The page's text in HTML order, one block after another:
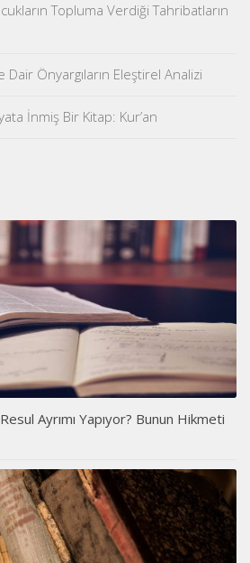
Topluma Verdiği Tahribatların
Dair Önyargıların Eleştirel Analizi
İnmiş Bir Kitap: Kur’an
Ayrımı Yapıyor? Bunun Hikmeti